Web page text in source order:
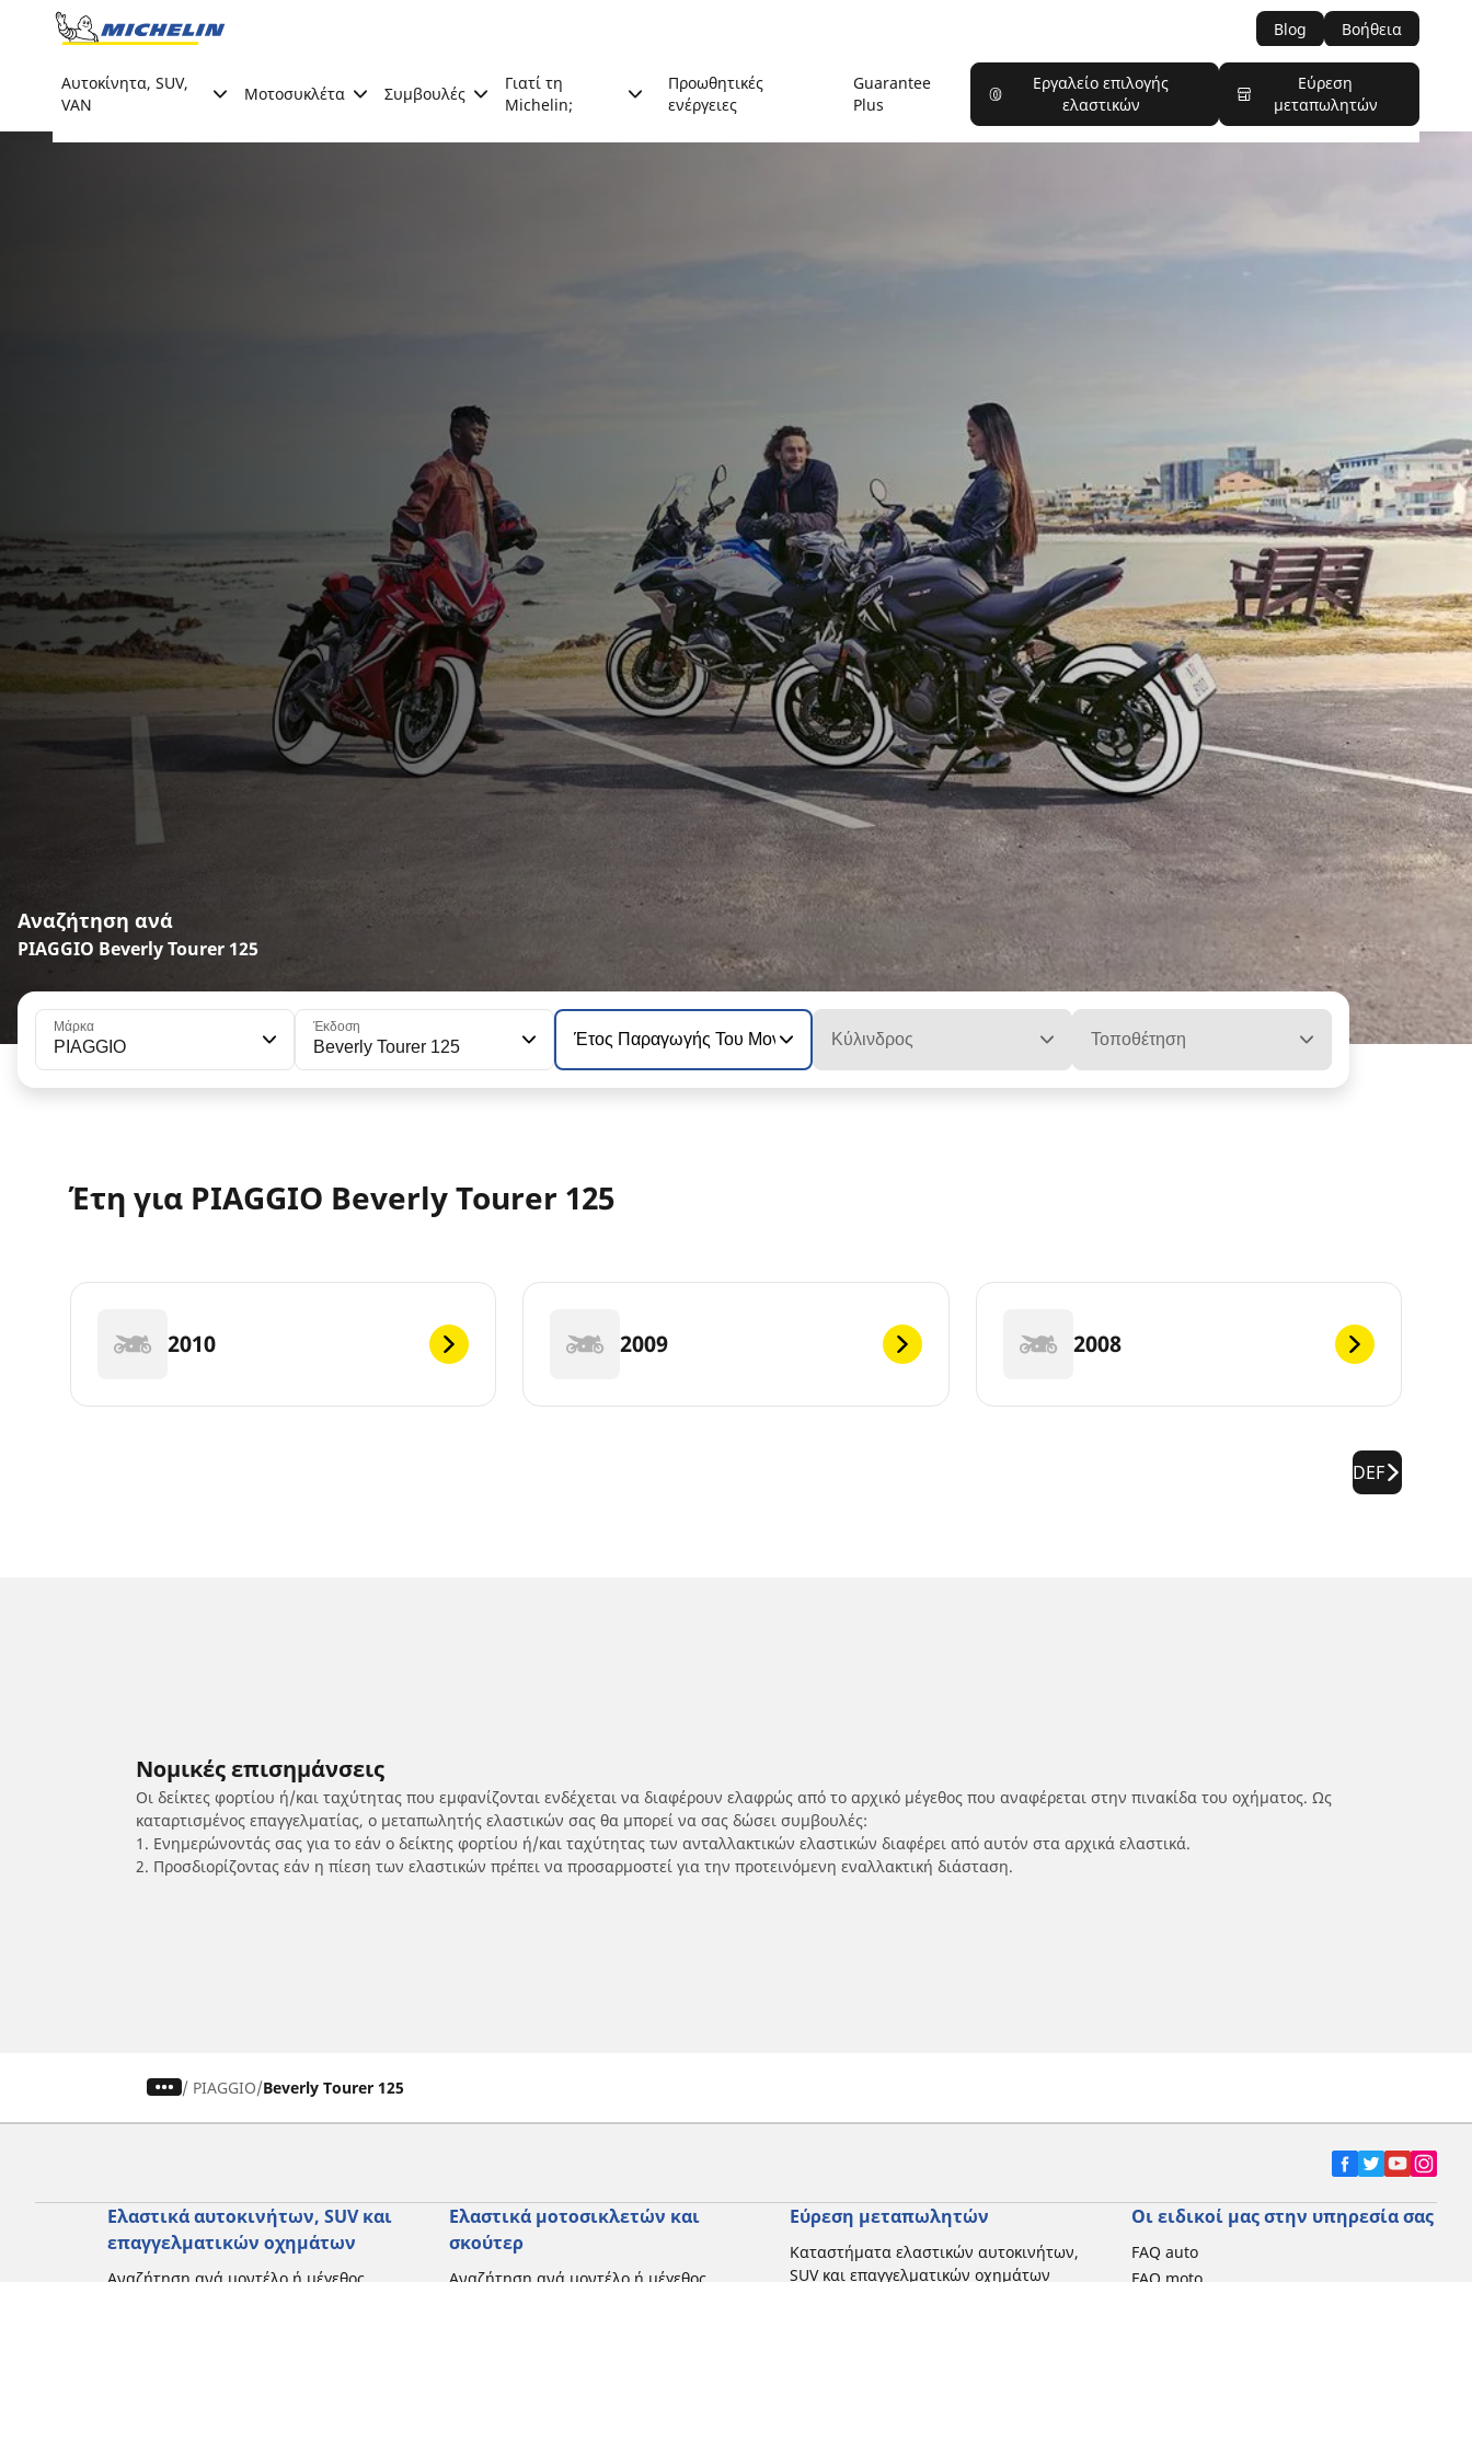
Go to page content
Blog Βοήθεια
Αυτοκίνητα, SUV,
VAN
Μοτοσυκλέτα Συμβουλές
Γιατί τη
Michelin;
Προωθητικές
ενέργειες
Guarantee
Plus
Εργαλείο επιλογής
ελαστικών
Εύρεση
μεταπωλητών
Αναζήτηση ανά
PIAGGIO Beverly Tourer 125
Μάρκα
PIAGGIO
Έκδοση
Beverly Tourer 125 Έτος Παραγωγής Του Μοντέλου Κύλινδρος Τοποθέτηση
Έτη για PIAGGIO Beverly Tourer 125
2010 2009 2008
DEF
Νομικές επισημάνσεις
Οι δείκτες φορτίου ή/και ταχύτητας που εμφανίζονται ενδέχεται να διαφέρουν ελαφρώς από το αρχικό μέγεθος που αναφέρεται στην πινακίδα του οχήματος. Ως
καταρτισμένος επαγγελματίας, ο μεταπωλητής ελαστικών σας θα μπορεί να σας δώσει συμβουλές:
1. Ενημερώνοντάς σας για το εάν ο δείκτης φορτίου ή/και ταχύτητας των ανταλλακτικών ελαστικών διαφέρει από αυτόν στα αρχικά ελαστικά.
2. Προσδιορίζοντας εάν η πίεση των ελαστικών πρέπει να προσαρμοστεί για την προτεινόμενη εναλλακτική διάσταση.
/ PIAGGIO Beverly Tourer 125
Ελαστικά αυτοκινήτων, SUV και
επαγγελματικών οχημάτων
Αναζήτηση ανά μοντέλο ή μέγεθος
Ελαστικά μοτοσικλετών και
σκούτερ
Αναζήτηση ανά μοντέλο ή μέγεθος
Εύρεση μεταπωλητών
Καταστήματα ελαστικών αυτοκινήτων,
SUV και επαγγελματικών οχημάτων
Οι ειδικοί μας στην υπηρεσία σας
FAQ auto
FAQ moto